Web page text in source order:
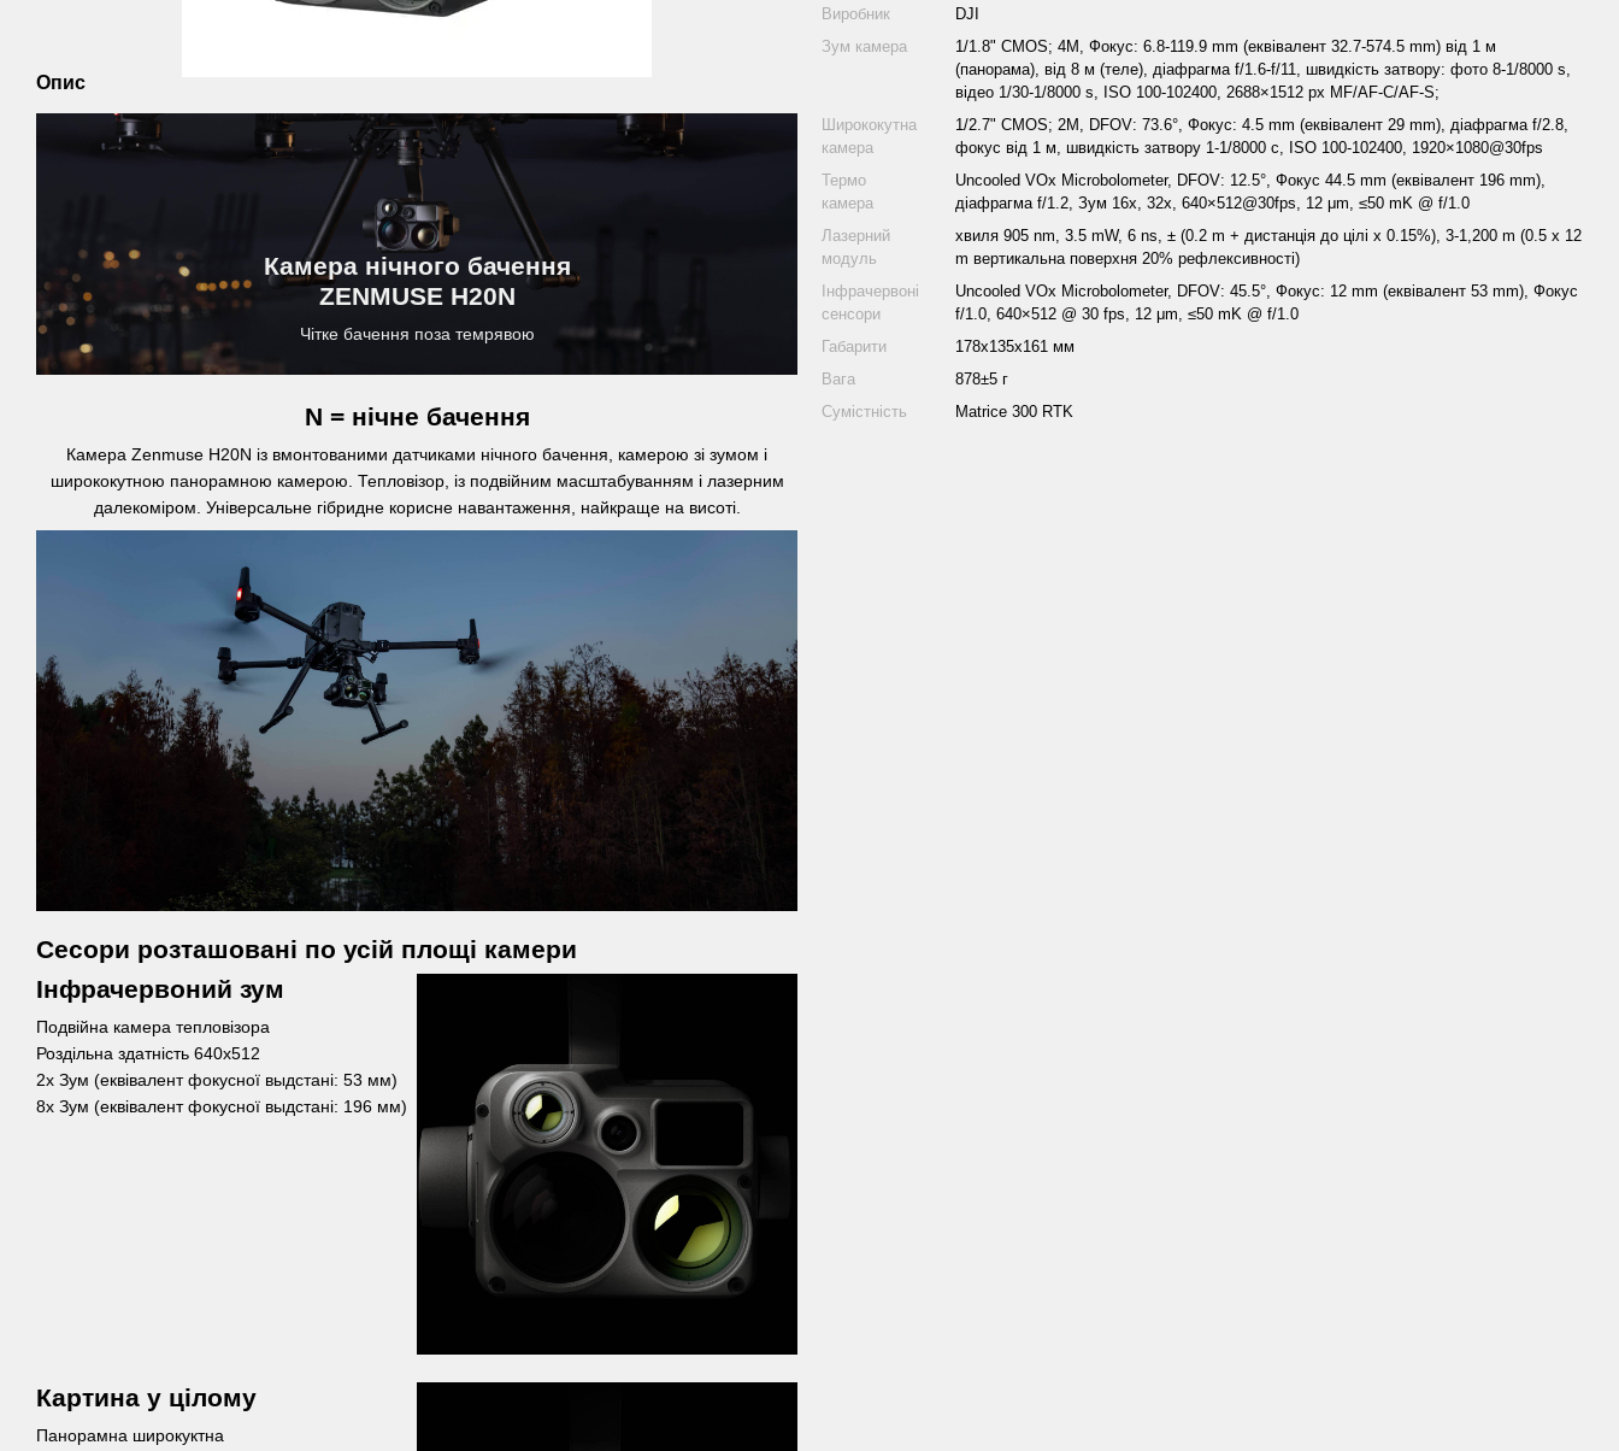
Опис
Камера нічного бачення
ZENMUSEH20N
Чітке бачення поза темрявою
N = нічне бачення
Камера Zenmuse H20N із вмонтованими датчиками нічного бачення, камерою зі зумом і
ширококутною панорамною камерою. Тепловізор, із подвійним масштабуванням і лазерним
далекоміром. Універсальне гібридне корисне навантаження, найкраще на висоті.
Сесори розташовані по усій площі камери
Інфрачервоний зум
Подвійна камера тепловізора
Роздільна здатність 640x512
2x Зум (еквівалент фокусної выдстані: 53 мм)
8x Зум (еквівалент фокусної выдстані: 196 мм)
Картина у цілому
Панорамна широкуктна
Виробник
DJI
Зум камера
1/1.8" CMOS; 4M, Фокус: 6.8-119.9 mm (еквівалент 32.7-574.5 mm) від 1 м
(панорама), від 8 м (теле), діафрагма f/1.6-f/11, швидкість затвору: фото 8-1/8000 s,
відео 1/30-1/8000 s, ISO 100-102400, 2688×1512 px MF/AF-C/AF-S;
Ширококутна
камера
1/2.7" CMOS; 2M, DFOV: 73.6°, Фокус: 4.5 mm (еквівалент 29 mm), діафрагма f/2.8,
фокус від 1 м, швидкість затвору 1-1/8000 с, ISO 100-102400, 1920×1080@30fps
Термо
камера
Uncooled VOx Microbolometer, DFOV: 12.5°, Фокус 44.5 mm (еквівалент 196 mm),
діафрагма f/1.2, Зум 16x, 32x, 640×512@30fps, 12 μm, ≤50 mK @ f/1.0
Лазерний
модуль
хвиля 905 nm, 3.5 mW, 6 ns, ± (0.2 m + дистанція до цілі x 0.15%), 3-1,200 m (0.5 x 12
m вертикальна поверхня 20% рефлексивності)
Інфрачервоні
сенсори
Uncooled VOx Microbolometer, DFOV: 45.5°, Фокус: 12 mm (еквівалент 53 mm), Фокус
f/1.0, 640×512 @ 30 fps, 12 μm, ≤50 mK @ f/1.0
Габарити
178x135x161 мм
Вага
878±5 г
Сумістність
Matrice 300 RTK